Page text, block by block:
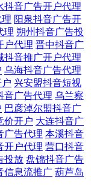
抖音广告开户代理
阳泉抖音广告开
理 朔州抖音广告投
户代理 晋中抖音广
抖音推广开户代理
乌海抖音广告代理
兴安盟抖音短视
音广告代理 乌兰察
巴彦淖尔盟抖音广
价开户 大连抖音广
广告代理 本溪抖音
开户代理 营口抖音
投放 盘锦抖音广告
信息流推广 葫芦岛